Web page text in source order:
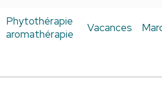
Phytothérapie
aromathérapie
Vacances